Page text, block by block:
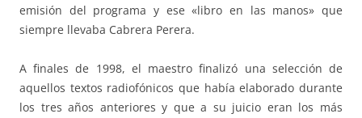
emisión del programa y ese «libro en las manos» que
siempre llevaba Cabrera Perera.
A finales de 1998, el maestro finalizó una selección de
aquellos textos radiofónicos que había elaborado durante
los tres años anteriores y que a su juicio eran los más